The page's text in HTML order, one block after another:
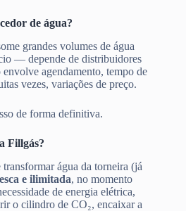
de água?
grandes volumes de água
— depende de distribuidores
agendamento, tempo de
vezes, variações de preço.
de forma definitiva.
Fillgás?
água da torneira (já
e ilimitada, no momento
de energia elétrica,
o cilindro de CO₂, encaixar a